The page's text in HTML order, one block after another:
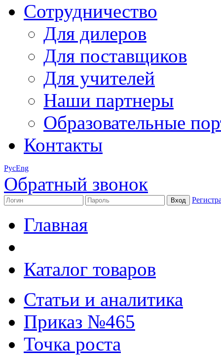
Сотрудничество
Для дилеров
Для поставщиков
Для учителей
Наши партнеры
Образовательные
Контакты
РусEng
Обратный звонок
Главная
Каталог товаров
Статьи и аналитика
Приказ №465
Точка роста